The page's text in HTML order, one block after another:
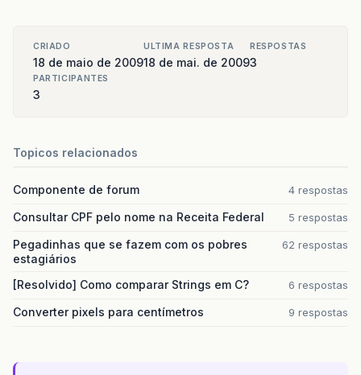
CRIADO
18 de maio de 2009
ULTIMA RESPOSTA
18 de mai. de 2009
RESPOSTAS
3
PARTICIPANTES
3
Topicos relacionados
Componente de forum 4 respostas
Consultar CPF pelo nome na Receita Federal 5 respostas
Pegadinhas que se fazem com os pobres
estagiários
62 respostas
[Resolvido] Como comparar Strings em C? 6 respostas
Converter pixels para centímetros 9 respostas